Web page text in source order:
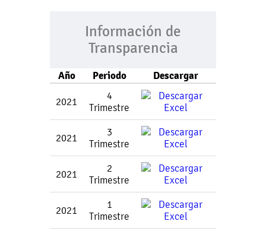
Información de
Transparencia
Año Periodo Descargar
2021
4
Trimestre
2021
3
Trimestre
2021
2
Trimestre
2021
1
Trimestre